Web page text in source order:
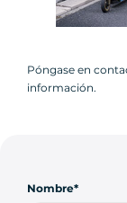
Póngase en
información.
Nombre